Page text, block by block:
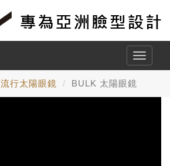
Toggle
流行太陽眼鏡 BULK 太陽眼鏡